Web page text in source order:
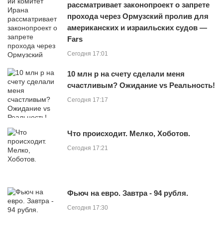
рассматривает законопроект о запрете
прохода через Ормузский пролив для
американских и израильских судов —
Fars
Сегодня 17:01
10 млн р на счету сделали меня
счастливым? Ожидание vs Реальность!
Сегодня 17:17
Что происходит. Мелко, Хоботов.
Сегодня 17:21
Фьюч на евро. Завтра - 94 рубля.
Сегодня 17:30